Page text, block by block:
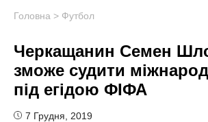
Головна > Футбол
Черкащанин Семен
зможе судити
під егідою ФІФА
7 Грудня, 2019